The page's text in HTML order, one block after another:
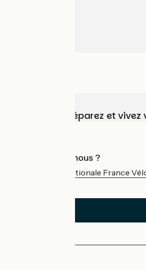
Choisissez, préparez et
Qui sommes-nous ?
L'association nationale France